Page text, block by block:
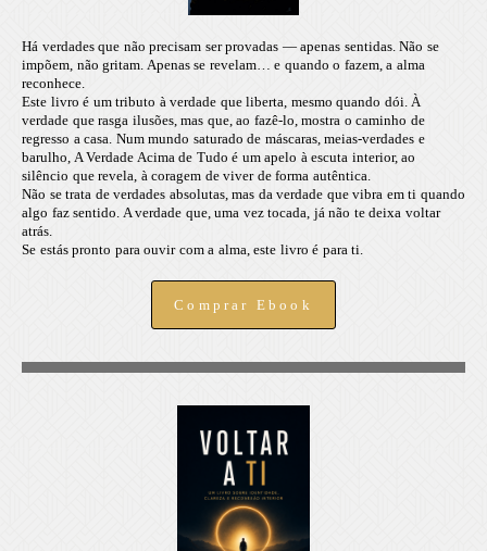
Há verdades que não precisam ser provadas — apenas sentidas. Não se
impõem, não gritam. Apenas se revelam… e quando o fazem, a alma
reconhece.
Este livro é um tributo à verdade que liberta, mesmo quando dói. À
verdade que rasga ilusões, mas que, ao fazê-lo, mostra o caminho de
regresso a casa. Num mundo saturado de máscaras, meias-verdades e
barulho, A Verdade Acima de Tudo é um apelo à escuta interior, ao
silêncio que revela, à coragem de viver de forma autêntica.
Não se trata de verdades absolutas, mas da verdade que vibra em ti quando
algo faz sentido. A verdade que, uma vez tocada, já não te deixa voltar
atrás.
Se estás pronto para ouvir com a alma, este livro é para ti.
Comprar Ebook